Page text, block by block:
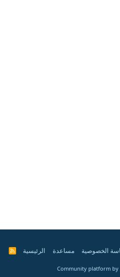
الخصوصية مساعدة الرئيسية
R
Community platform by